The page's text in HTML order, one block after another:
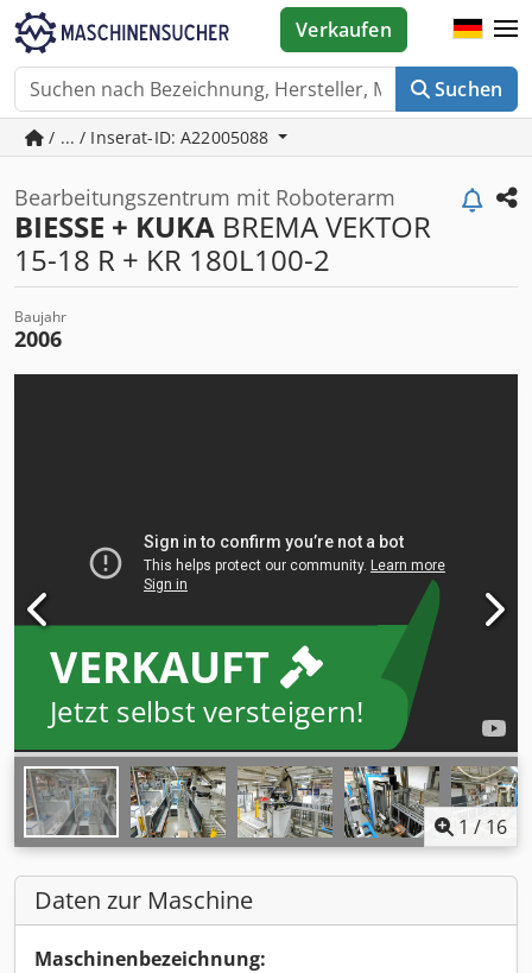
Suchen
Verkaufen
/ ... / Inserat-ID: A22005088
Bearbeitungszentrum mit Roboterarm
BIESSE + KUKA BREMA VEKTOR
15-18 R + KR 180L100-2
Baujahr
2006
VERKAUFT
Jetzt selbst versteigern!
1 / 16
Daten zur Maschine
Maschinenbezeichnung: